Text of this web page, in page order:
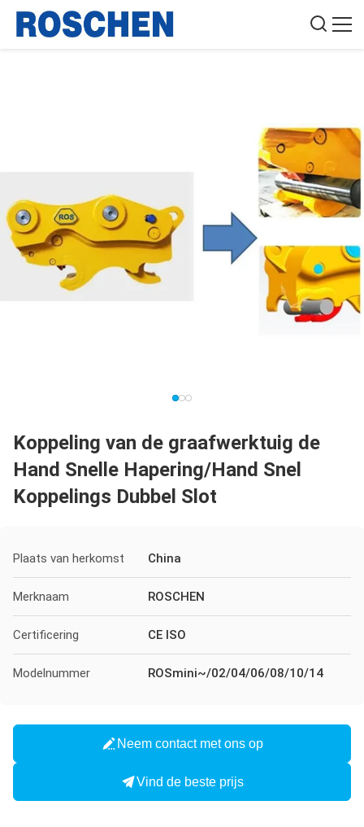
Koppeling van de graafwerktuig de
Hand Snelle Hapering/Hand Snel
Koppelings Dubbel Slot
Plaats van herkomst China
Merknaam ROSCHEN
Certificering CE ISO
Modelnummer ROSmini~/02/04/06/08/10/14
Neem contact met ons op
Vind de beste prijs